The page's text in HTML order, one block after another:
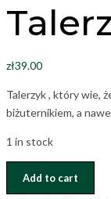
zł39.00
Talerzyk , który wie,
biżuternikiem, a
1 in stock
Add to cart